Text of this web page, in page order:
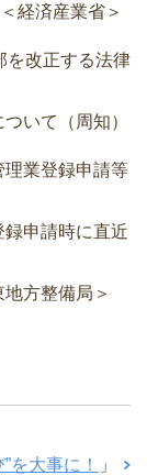
経済産業省＞
を改正する法律
いて（周知）
理業登録申請等
申請時に直近
方整備局＞
を大事に！ 」